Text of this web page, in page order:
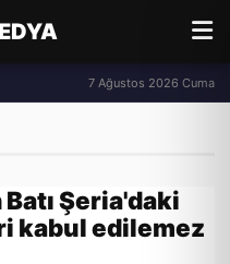
7 Ağustos 2026 Cuma
Şeria'daki
kabul edilemez